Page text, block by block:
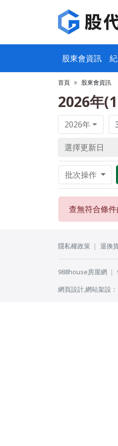
股東會資訊
首頁 股東會資訊
2026年
2026年
選擇更新日
批次操作
查無符合條件
隱私權政策 退換
988house房屋網
網頁設計,網站架設 ：